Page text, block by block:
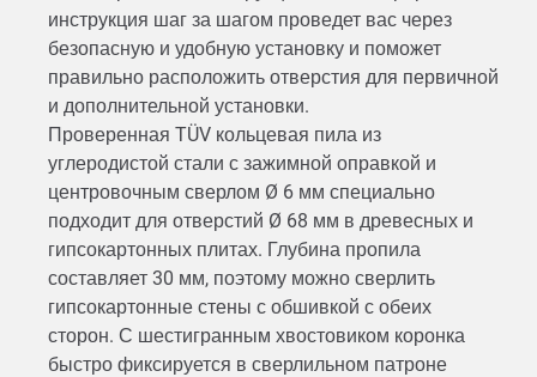
инструкция шаг за шагом проведет вас через
безопасную и удобную установку и поможет
правильно расположить отверстия для первичной
и дополнительной установки.
Проверенная TÜV кольцевая пила из
углеродистой стали с зажимной оправкой и
центровочным сверлом Ø 6 мм специально
подходит для отверстий Ø 68 мм в древесных и
гипсокартонных плитах. Глубина пропила
составляет 30 мм, поэтому можно сверлить
гипсокартонные стены с обшивкой с обеих
сторон. С шестигранным хвостовиком коронка
быстро фиксируется в сверлильном патроне